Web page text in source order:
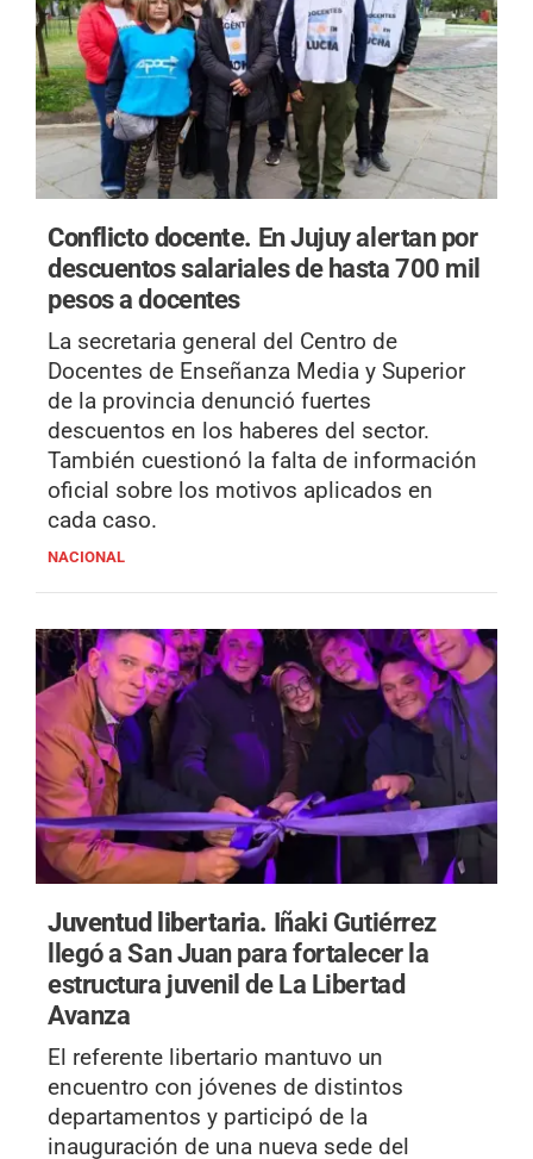
Conflicto docente. En Jujuy alertan por
descuentos salariales de hasta 700 mil
pesos a docentes
La secretaria general del Centro de
Docentes de Enseñanza Media y Superior
de la provincia denunció fuertes
descuentos en los haberes del sector.
También cuestionó la falta de información
oficial sobre los motivos aplicados en
cada caso.
NACIONAL
Juventud libertaria. Iñaki Gutiérrez
llegó a San Juan para fortalecer la
estructura juvenil de La Libertad
Avanza
El referente libertario mantuvo un
encuentro con jóvenes de distintos
departamentos y participó de la
inauguración de una nueva sede del